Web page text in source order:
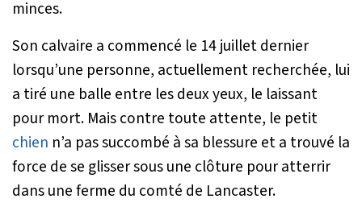
minces.
Son calvaire a commencé le 14 juillet dernier
lorsqu’une personne, actuellement recherchée, lui
a tiré une balle entre les deux yeux, le laissant
pour mort. Mais contre toute attente, le petit
chien n’a pas succombé à sa blessure et a trouvé la
force de se glisser sous une clôture pour atterrir
dans une ferme du comté de Lancaster.